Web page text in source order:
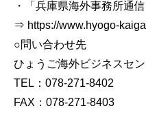
・「兵庫県海外事務所通信
⇒ https://www.hyogo-
○問い合わせ先
ひょうご海外ビジネスセ
TEL：078-271-8402
FAX：078-271-8403